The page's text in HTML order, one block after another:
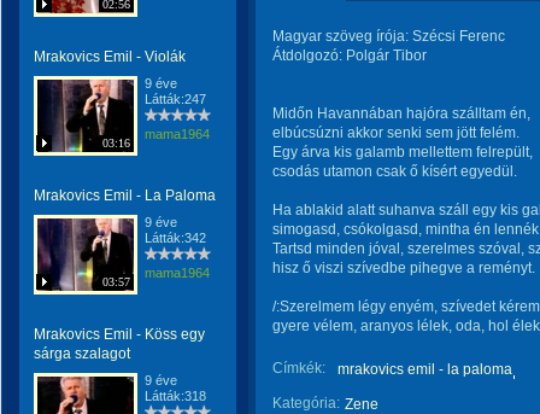
02:56
Mrakovics Emil - Violák
03:16
9 éve
Látták:247
mama1964
Mrakovics Emil - La Paloma
03:57
9 éve
Látták:342
mama1964
Mrakovics Emil - Köss egy
sárga szalagot
9 éve
Látták:318
Magyar szöveg írója: Szécsi Ferenc
Átdolgozó: Polgár Tibor
Midőn Havannában hajóra szálltam én,
elbúcsúzni akkor senki sem jött felém.
Egy árva kis galamb mellettem felrepült,
csodás utamon csak ő kísért egyedül.
Ha ablakid alatt suhanva száll egy kis
simogasd, csókolgasd, mintha én
Tartsd minden jóval, szerelmes szóval,
hisz ő viszi szívedbe pihegve a reményt.
/:Szerelmem légy enyém, szívedet
gyere vélem, aranyos lélek, oda, hol
Címkék:
mrakovics emil - la paloma
Kategória: Zene